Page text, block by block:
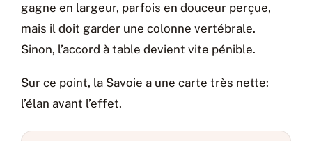
gagne en largeur, parfois en douceur perçue,
mais il doit garder une colonne vertébrale.
Sinon, l’accord à table devient vite pénible.
Sur ce point, la Savoie a une carte très nette:
l’élan avant l’effet.